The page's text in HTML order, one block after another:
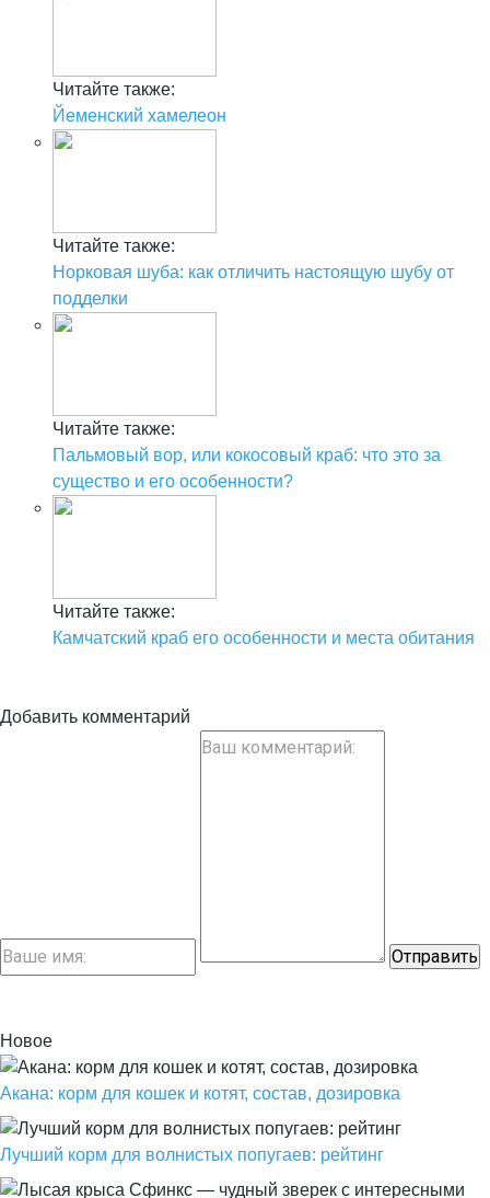
Читайте также:
Йеменский хамелеон
Читайте также:
Норковая шуба: как отличить настоящую шубу от
подделки
Читайте также:
Пальмовый вор, или кокосовый краб: что это за
существо и его особенности?
Читайте также:
Камчатский краб его особенности и места обитания
Добавить комментарий
Новое
Акана: корм для кошек и котят, состав, дозировка
Лучший корм для волнистых попугаев: рейтинг